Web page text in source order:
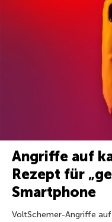
Angriffe auf
Rezept für
Smartphone
VoltSchemer-Angriffe